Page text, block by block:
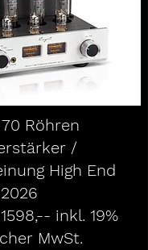
Röhren
/
High End
2026
inkl. 19%
MwSt.